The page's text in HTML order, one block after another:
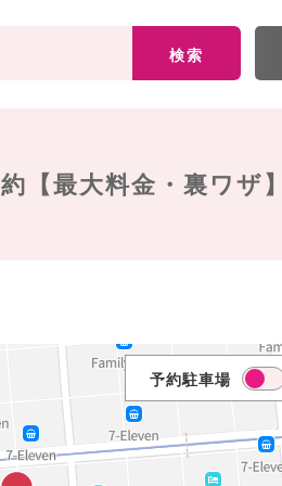
検索
【最大料金・裏ワザ】
予約駐車場